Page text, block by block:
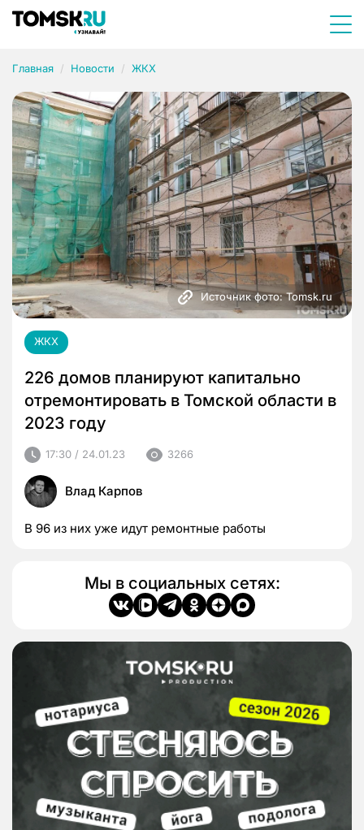
Главная Новости ЖКХ
Источник фото: Tomsk.ru
ЖКХ
226 домов планируют капитально
отремонтировать в Томской области в
2023 году
17:30 / 24.01.23 3266
Влад Карпов
В 96 из них уже идут ремонтные работы
Мы в социальных сетях: